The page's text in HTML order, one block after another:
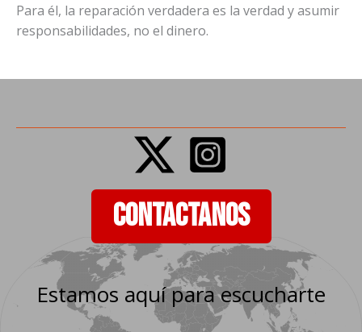
Para él, la reparación verdadera es la verdad y asumir
responsabilidades, no el dinero.
CONTACTANOS
Estamos aquí para escucharte